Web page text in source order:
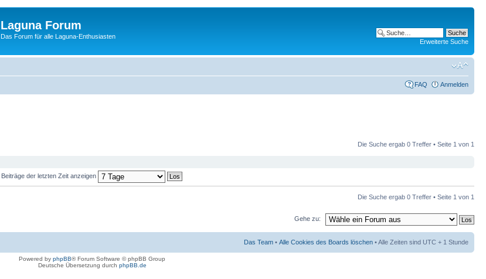
Laguna Forum
Das Forum für alle Laguna-Enthusiasten
Erweiterte Suche
FAQ Anmelden
Die Suche ergab 0 Treffer • Seite 1 von 1
Beiträge der letzten Zeit anzeigen
Die Suche ergab 0 Treffer • Seite 1 von 1
Gehe zu:
Das Team • Alle Cookies des Boards löschen • Alle Zeiten sind UTC + 1 Stunde
Powered by phpBB® Forum Software © phpBB Group
Deutsche Übersetzung durch phpBB.de